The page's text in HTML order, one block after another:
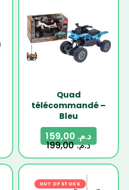
Quad
télécommandé –
Bleu
د.م.199,00
د.م.
OUT OF STOCK -27%